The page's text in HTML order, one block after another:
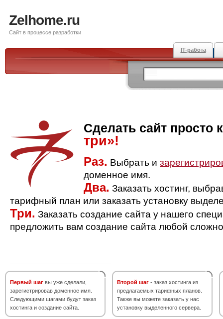
Zelhome.ru
Сайт в процессе разработки
IT-работа
Сделать сайт просто
три»!
Раз. Выбрать и
доменное имя.
Два. Заказать хостинг,
тарифный план или заказать установку
Три. Заказать создание сайта у нашего
предложить вам создание сайта любой
Первый шаг вы уже сделали,
зарегистрировав доменное имя.
Следующими шагами будут заказ
хостинга и создание сайта.
Второй шаг - заказ хостинга из
предлагаемых тарифных планов.
Также вы можете заказать у нас
установку выделенного сервера.